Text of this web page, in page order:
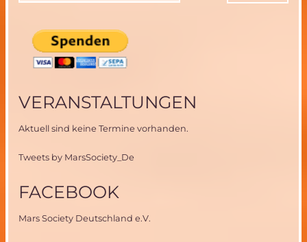
(ÖWF)
VERANSTALTUNGEN
Aktuell sind keine Termine vorhanden.
Tweets by MarsSociety_De
FACEBOOK
Mars Society Deutschland e.V.